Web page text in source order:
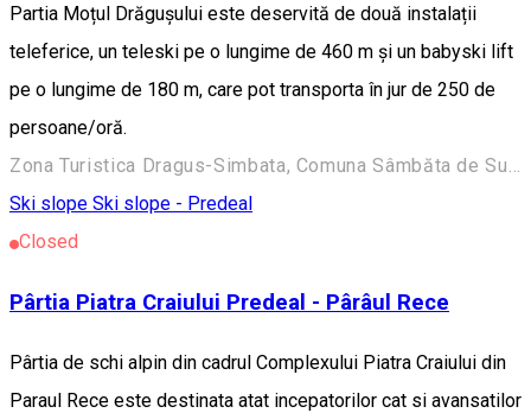
Partia Moțul Drăgușului este deservită de două instalații
teleferice, un teleski pe o lungime de 460 m și un babyski lift
pe o lungime de 180 m, care pot transporta în jur de 250 de
persoane/oră.
Zona Turistica Dragus-Simbata, Comuna Sâmbăta de Sus 507251, Romania
Ski slope Ski slope - Predeal
Closed
Pârtia Piatra Craiului Predeal - Pârâul Rece
Pârtia de schi alpin din cadrul Complexului Piatra Craiului din
Paraul Rece este destinata atat incepatorilor cat si avansatilor